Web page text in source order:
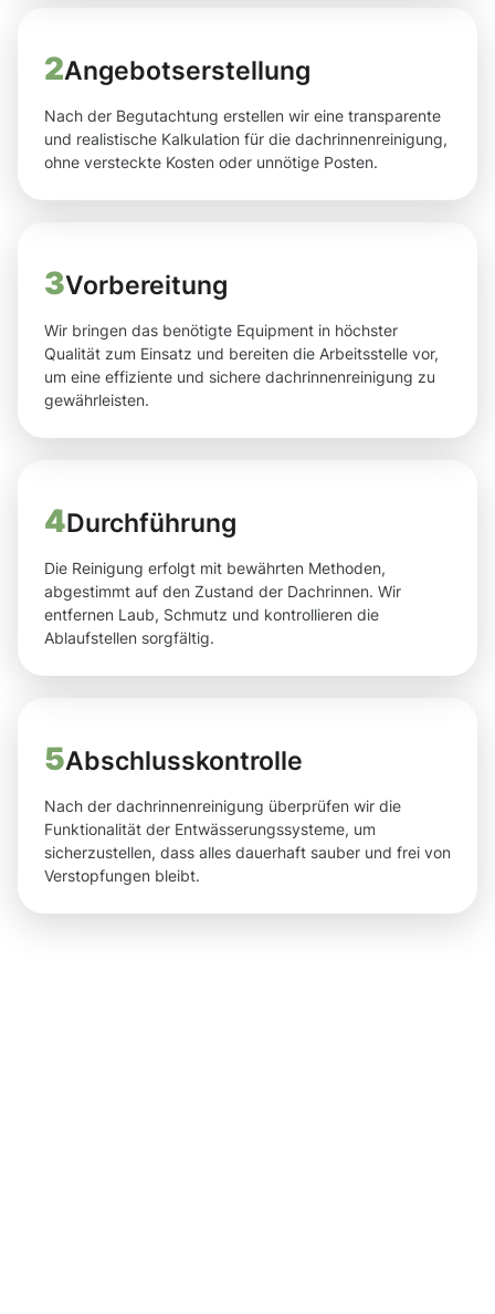
2Angebotserstellung
Nach der Begutachtung erstellen wir eine transparente
und realistische Kalkulation für die dachrinnenreinigung,
ohne versteckte Kosten oder unnötige Posten.
3Vorbereitung
Wir bringen das benötigte Equipment in höchster
Qualität zum Einsatz und bereiten die Arbeitsstelle vor,
um eine effiziente und sichere dachrinnenreinigung zu
gewährleisten.
4Durchführung
Die Reinigung erfolgt mit bewährten Methoden,
abgestimmt auf den Zustand der Dachrinnen. Wir
entfernen Laub, Schmutz und kontrollieren die
Ablaufstellen sorgfältig.
5Abschlusskontrolle
Nach der dachrinnenreinigung überprüfen wir die
Funktionalität der Entwässerungssysteme, um
sicherzustellen, dass alles dauerhaft sauber und frei von
Verstopfungen bleibt.